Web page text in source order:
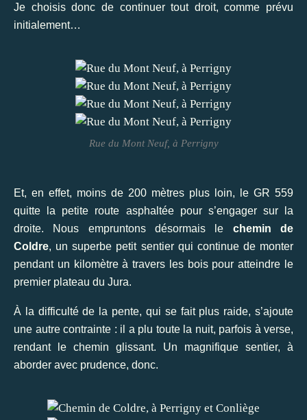
Je choisis donc de continuer tout droit, comme prévu
initialement…
Rue du Mont Neuf, à Perrigny
Et, en effet, moins de 200 mètres plus loin, le GR 559
quitte la petite route asphaltée pour s’engager sur la
droite. Nous empruntons désormais le chemin de
Coldre, un superbe petit sentier qui continue de monter
pendant un kilomètre à travers les bois pour atteindre le
premier plateau du Jura.
À la difficulté de la pente, qui se fait plus raide, s’ajoute
une autre contrainte : il a plu toute la nuit, parfois à verse,
rendant le chemin glissant. Un magnifique sentier, à
aborder avec prudence, donc.